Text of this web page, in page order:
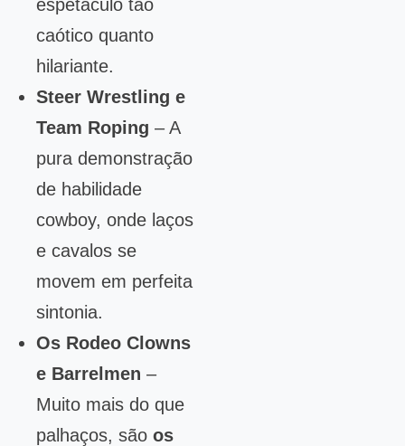
espetáculo tão
caótico quanto
hilariante.
Steer Wrestling e
Team Roping – A
pura demonstração
de habilidade
cowboy, onde laços
e cavalos se
movem em perfeita
sintonia.
Os Rodeo Clowns
e Barrelmen –
Muito mais do que
palhaços, são os